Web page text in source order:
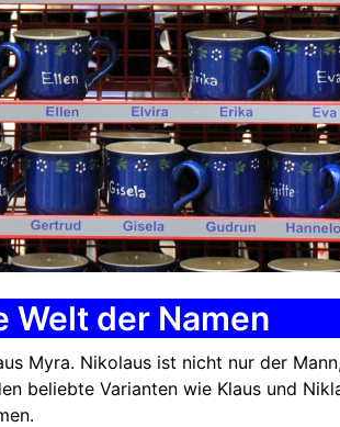
Welt der Namen
Myra. Nikolaus ist nicht nur der
beliebte Varianten wie Klaus und